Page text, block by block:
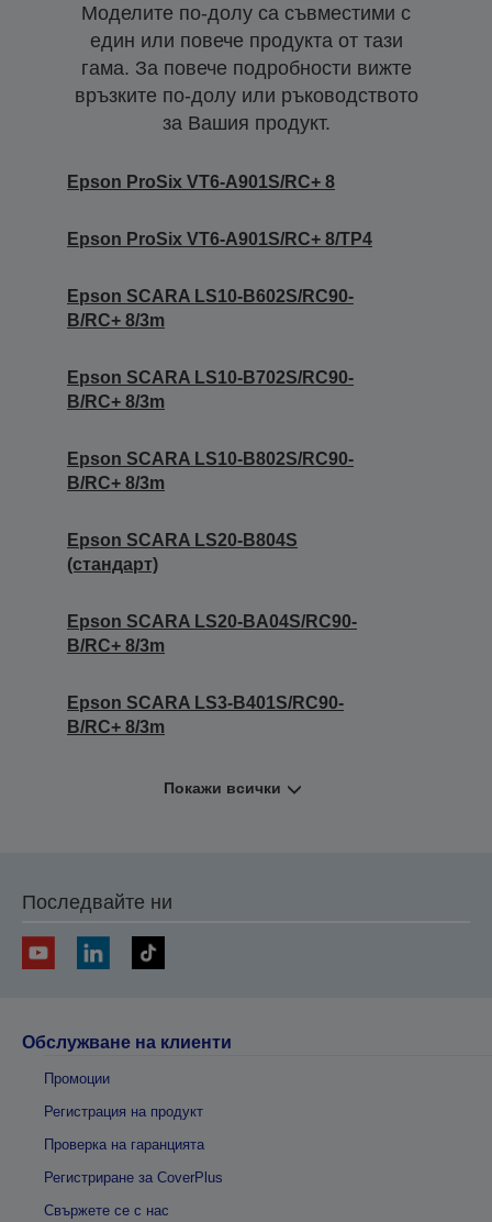
Моделите по-долу са съвместими с
един или повече продукта от тази
гама. За повече подробности вижте
връзките по-долу или ръководството
за Вашия продукт.
Epson ProSix VT6-A901S/RC+ 8
Epson ProSix VT6-A901S/RC+ 8/TP4
Epson SCARA LS10-B602S/RC90-
B/RC+ 8/3m
Epson SCARA LS10-B702S/RC90-
B/RC+ 8/3m
Epson SCARA LS10-B802S/RC90-
B/RC+ 8/3m
Epson SCARA LS20-B804S
(стандарт)
Epson SCARA LS20-BA04S/RC90-
B/RC+ 8/3m
Epson SCARA LS3-B401S/RC90-
B/RC+ 8/3m
Покажи всички
Последвайте ни
Обслужване на клиенти
Промоции
Регистрация на продукт
Проверка на гаранцията
Регистриране за CoverPlus
Свържете се с нас